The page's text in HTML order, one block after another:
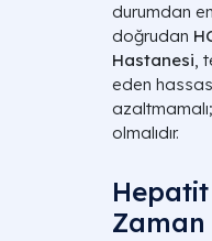
durumdan
doğrudan
Hastanesi,
eden
olmalıdır.